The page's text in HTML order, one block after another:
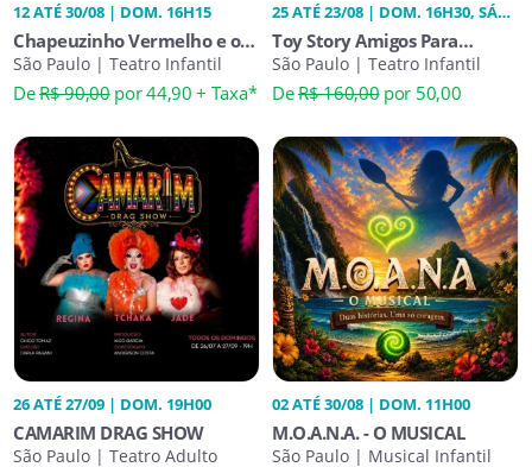
12 ATÉ 30/08 | DOM. 16H15
Chapeuzinho Vermelho e o
Lobo
São Paulo | Teatro Infantil
DeR$ 90,00por 44,90 + Taxa*
25 ATÉ 23/08 | DOM. 16H30, SÁB.
16H30
Toy Story Amigos Para
Sempre
São Paulo | Teatro Infantil
DeR$ 160,00por 50,00
26 ATÉ 27/09 | DOM. 19H00
CAMARIM DRAG SHOW
São Paulo | Teatro Adulto
02 ATÉ 30/08 | DOM. 11H00
M.O.A.N.A. - O MUSICAL
São Paulo | Musical Infantil